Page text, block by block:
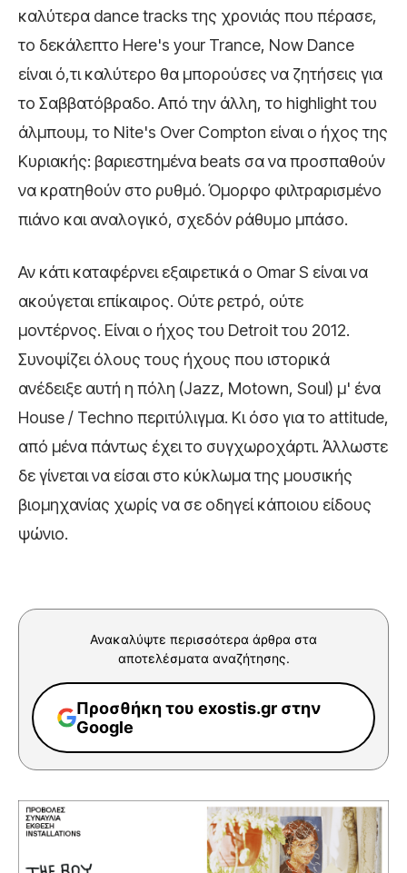
καλύτερα dance tracks της χρονιάς που πέρασε,
το δεκάλεπτο Here's your Trance, Now Dance
είναι ό,τι καλύτερο θα μπορούσες να ζητήσεις για
το Σαββατόβραδο. Από την άλλη, το highlight του
άλμπουμ, το Nite's Over Compton είναι ο ήχος της
Κυριακής: βαριεστημένα beats σα να προσπαθούν
να κρατηθούν στο ρυθμό. Όμορφο φιλτραρισμένο
πιάνο και αναλογικό, σχεδόν ράθυμο μπάσο.
Αν κάτι καταφέρνει εξαιρετικά ο Omar S είναι να
ακούγεται επίκαιρος. Ούτε ρετρό, ούτε
μοντέρνος. Είναι ο ήχος του Detroit του 2012.
Συνοψίζει όλους τους ήχους που ιστορικά
ανέδειξε αυτή η πόλη (Jazz, Motown, Soul) μ' ένα
House / Techno περιτύλιγμα. Κι όσο για το attitude,
από μένα πάντως έχει το συγχωροχάρτι. Άλλωστε
δε γίνεται να είσαι στο κύκλωμα της μουσικής
βιομηχανίας χωρίς να σε οδηγεί κάποιου είδους
ψώνιο.
Ανακαλύψτε περισσότερα άρθρα στα
αποτελέσματα αναζήτησης.
Προσθήκη του exostis.gr στην
Google